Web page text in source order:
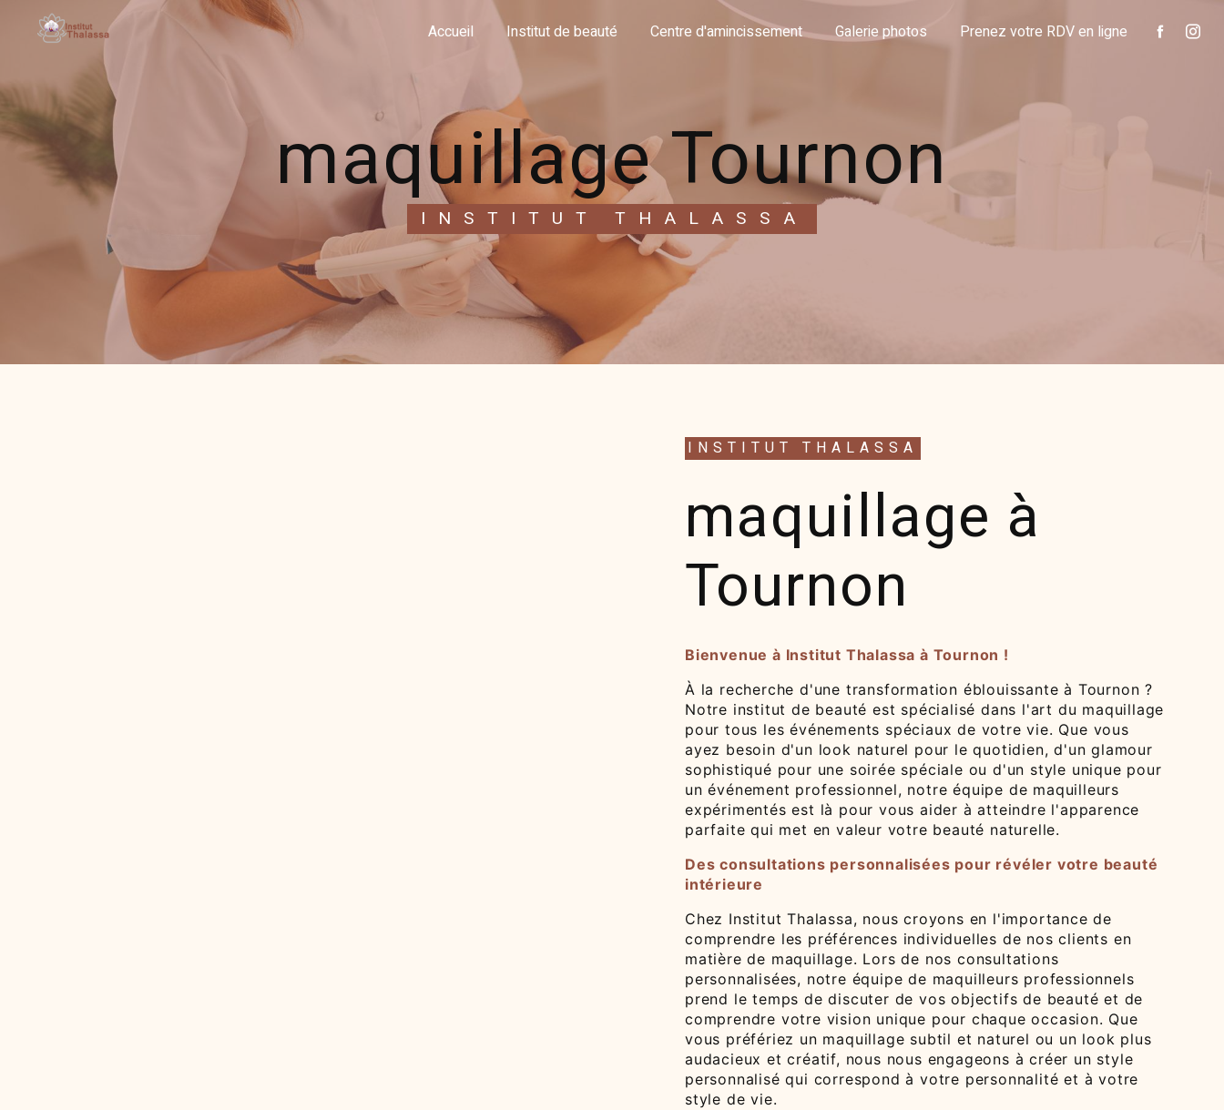
Accueil Institut de beauté Centre d'amincissement Galerie photos Prenez votre RDV en ligne
maquillage Tournon
INSTITUT THALASSA
INSTITUT THALASSA
maquillage à
Tournon
Bienvenue à Institut Thalassa à Tournon !
À la recherche d'une transformation éblouissante à Tournon ?
Notre institut de beauté est spécialisé dans l'art du maquillage
pour tous les événements spéciaux de votre vie. Que vous
ayez besoin d'un look naturel pour le quotidien, d'un glamour
sophistiqué pour une soirée spéciale ou d'un style unique pour
un événement professionnel, notre équipe de maquilleurs
expérimentés est là pour vous aider à atteindre l'apparence
parfaite qui met en valeur votre beauté naturelle.
Des consultations personnalisées pour révéler votre beauté
intérieure
Chez Institut Thalassa, nous croyons en l'importance de
comprendre les préférences individuelles de nos clients en
matière de maquillage. Lors de nos consultations
personnalisées, notre équipe de maquilleurs professionnels
prend le temps de discuter de vos objectifs de beauté et de
comprendre votre vision unique pour chaque occasion. Que
vous préfériez un maquillage subtil et naturel ou un look plus
audacieux et créatif, nous nous engageons à créer un style
personnalisé qui correspond à votre personnalité et à votre
style de vie.
Panneau de gestion des cookies